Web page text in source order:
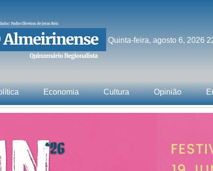
Quinta-feira, agosto 6, 2026
Economia Cultura Opinião